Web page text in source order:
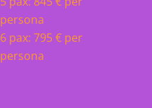
persona
6 pax: 795 € per
persona